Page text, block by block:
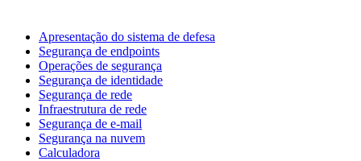
Apresentação do sistema de defesa
Segurança de endpoints
Operações de segurança
Segurança de identidade
Segurança de rede
Infraestrutura de rede
Segurança de e-mail
Segurança na nuvem
Calculadora